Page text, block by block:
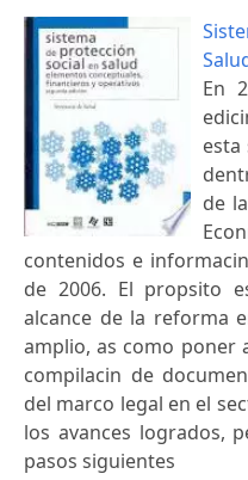
En
esta
de
contenidos e
de 2006. El propsito
alcance de la reforma
amplio, as como poner
compilacin de
del marco legal en el
los avances logrados,
pasos siguientes